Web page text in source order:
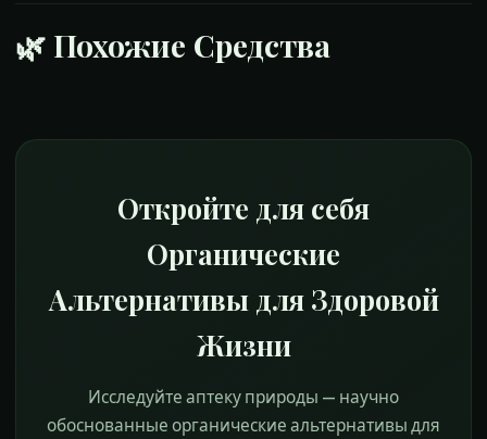
🌿 Похожие Средства
Откройте для себя
Органические
Альтернативы для Здоровой
Жизни
Исследуйте аптеку природы — научно
обоснованные органические альтернативы для